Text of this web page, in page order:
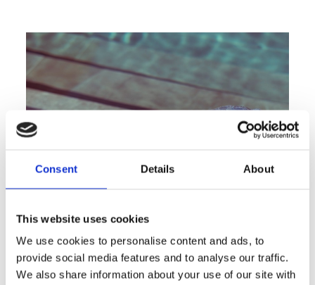
Consent Details About
This website uses cookies
We use cookies to personalise content and ads, to
provide social media features and to analyse our traffic.
We also share information about your use of our site with